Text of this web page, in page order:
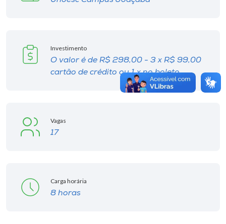
Investimento
O valor é de R$ 298,00 - 3 x R$ 99,00
cartão de crédito ou 1 x no boleto.
Vagas
17
Carga horária
8 horas